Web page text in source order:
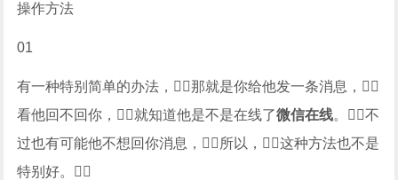
操作方法
01
有一种特别简单的办法，那就是你给他发一条消息，
看他回不回你，就知道他是不是在线了微信在线。不
过也有可能他不想回你消息，所以，这种方法也不是
特别好。